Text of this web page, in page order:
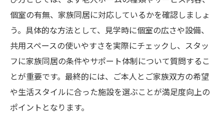
個室の有無、家族同居に対応しているかを確認しましょ
う。具体的な方法として、見学時に個室の広さや設備、
共用スペースの使いやすさを実際にチェックし、スタッ
フに家族同居の条件やサポート体制について質問するこ
とが重要です。最終的には、ご本人とご家族双方の希望
や生活スタイルに合った施設を選ぶことが満足度向上の
ポイントとなります。